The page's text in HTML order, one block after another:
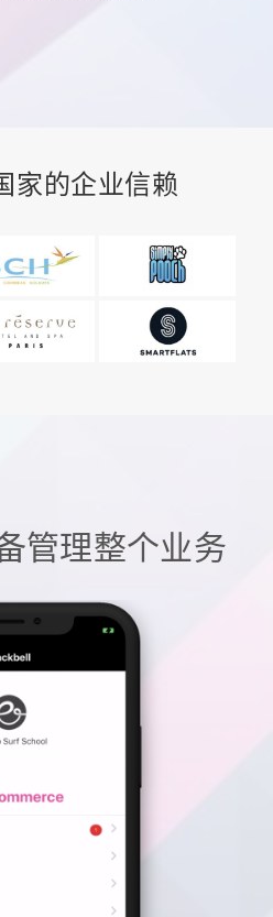
家的企业信赖
管理整个业务